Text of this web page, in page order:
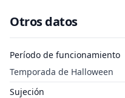
Otros datos
Período de funcionamiento
Temporada de Halloween
Sujeción